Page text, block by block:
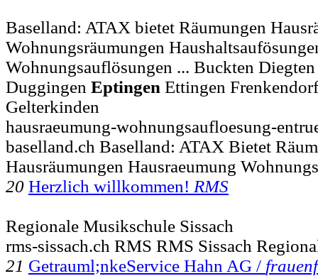
Baselland: ATAX bietet Räumungen
Wohnungsräumungen
Wohnungsauflösungen ... Buckten
Duggingen Eptingen Ettingen
Gelterkinden
hausraeumung-wohnungsaufloesung-
baselland.ch Baselland: ATAX Bietet
Hausräumungen Hausraeumung
20 Herzlich willkommen! RMS
Regionale Musikschule Sissach
rms-sissach.ch RMS RMS Sissach
21 Getrauml;nkeService Hahn AG /